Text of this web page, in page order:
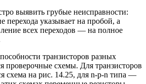
выявить грубые неисправности:
перехода указывает на пробой, а
всех переходов — на полное
транзисторов разных
проверочные схемы. Для транзисторов
схема на рис. 14.25, для n-p-n типа —